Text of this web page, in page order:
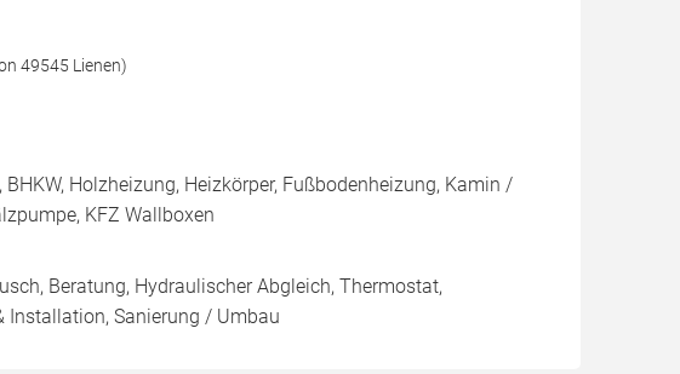
49545 Lienen)
Holzheizung, Heizkörper, Fußbodenheizung, Kamin /
KFZ Wallboxen
Beratung, Hydraulischer Abgleich, Thermostat,
Installation, Sanierung / Umbau